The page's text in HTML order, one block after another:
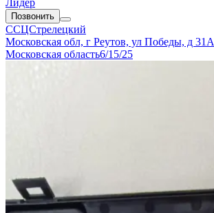
Позвонить
ССЦСтрелецкий
Московская обл, г Реутов, ул Победы, д 31А
Московская область6/15/25